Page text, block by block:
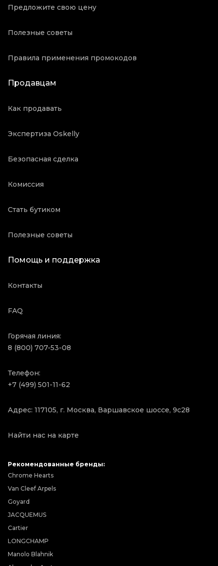
Предложите свою цену
Полезные советы
Правила применения промокодов
Продавцам
Как продавать
Экспертиза Oskelly
Безопасная сделка
Комиссия
Стать бутиком
Полезные советы
Помощь и поддержка
Контакты
FAQ
Горячая линия:
8 (800) 707-53-08
Телефон:
+7 (499) 501-11-62
Адрес: 117105, г. Москва, Варшавское шоссе, 9с28
Найти нас на карте
Рекомендованные бренды:
Chrome Hearts
Van Cleef Arpels
Goyard
JACQUEMUS
Cartier
LONGCHAMP
Manolo Blahnik